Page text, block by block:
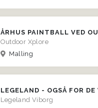
Outdoor Xplore
Malling
LEGELAND - OGSÅ FOR DE
Legeland Viborg